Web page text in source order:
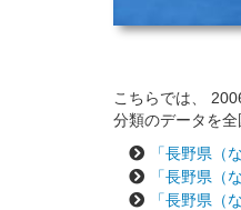
こちらでは、
分類のデータを
「長野県（
「長野県（
「長野県（